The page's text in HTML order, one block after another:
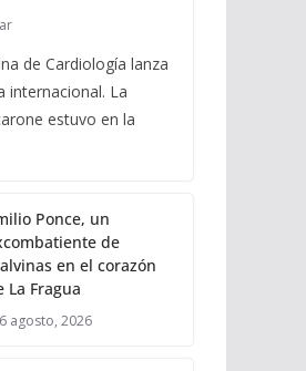
de Cardiología lanza
internacional. La
estuvo en la
Ponce, un
de
en el corazón
La Fragua
6 agosto, 2026